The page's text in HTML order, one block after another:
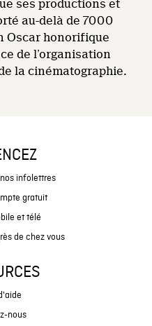
ses productions et
au-delà de 7000
Oscar honorifique
de l’organisation
la cinématographie.
infolettres
gratuit
et télé
de chez vous
nous